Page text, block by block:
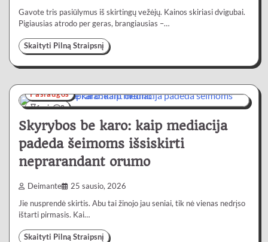
Gavote tris pasiūlymus iš skirtingų vežėjų. Kainos skiriasi dvigubai.
Pigiausias atrodo per geras, brangiausias –…
Skaityti Pilną Straipsnį
6 min 0
Paslaugos
Skyrybos be karo: kaip mediacija
padeda šeimoms išsiskirti
neprarandant orumo
Deimante 25 sausio, 2026
Jie nusprendė skirtis. Abu tai žinojo jau seniai, tik nė vienas nedrįso
ištarti pirmasis. Kai…
Skaityti Pilną Straipsnį